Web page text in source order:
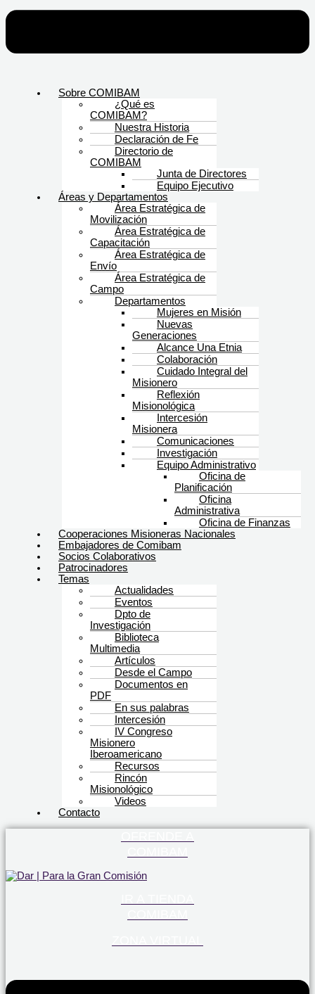
Sobre COMIBAM
¿Qué es
COMIBAM?
Nuestra Historia
Declaración de Fe
Directorio de
COMIBAM
Junta de Directores
Equipo Ejecutivo
Áreas y Departamentos
Área Estratégica de
Movilización
Área Estratégica de
Capacitación
Área Estratégica de
Envío
Área Estratégica de
Campo
Departamentos
Mujeres en Misión
Nuevas
Generaciones
Alcance Una Etnia
Colaboración
Cuidado Integral del
Misionero
Reflexión
Misionológica
Intercesión
Misionera
Comunicaciones
Investigación
Equipo Administrativo
Oficina de
Planificación
Oficina
Administrativa
Oficina de Finanzas
Cooperaciones Misioneras Nacionales
Embajadores de Comibam
Socios Colaborativos
Patrocinadores
Temas
Actualidades
Eventos
Dpto de
Investigación
Biblioteca
Multimedia
Artículos
Desde el Campo
Documentos en
PDF
En sus palabras
Intercesión
IV Congreso
Misionero
Iberoamericano
Recursos
Rincón
Misionológico
Videos
Contacto